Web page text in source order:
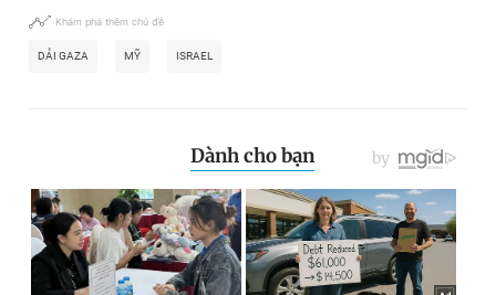
Khám phá thêm chủ đề
DẢI GAZA MỸ ISRAEL